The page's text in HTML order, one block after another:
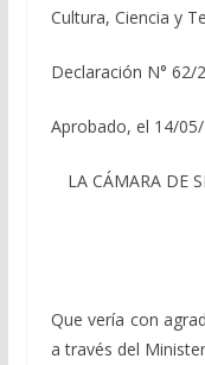
Cultura, Ciencia y
Declaración N° 62/
Aprobado, el 14/
LA CÁMARA DE
Que vería con
a través del